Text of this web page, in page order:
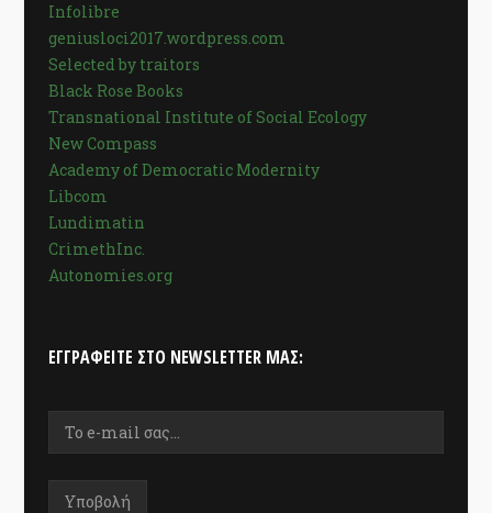
Infolibre
geniusloci2017.wordpress.com
Selected by traitors
Black Rose Books
Transnational Institute of Social Ecology
New Compass
Academy of Democratic Modernity
Libcom
Lundimatin
CrimethInc.
Autonomies.org
ΕΓΓΡΑΦΕΊΤΕ ΣΤΟ NEWSLETTER ΜΑΣ: